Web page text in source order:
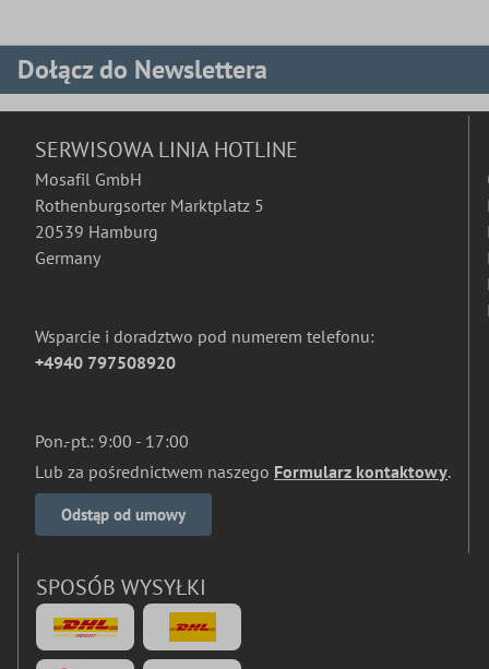
Dołącz do Newslettera
SERWISOWA LINIA HOTLINE
Mosafil GmbH
Rothenburgsorter Marktplatz 5
20539 Hamburg
Germany
Wsparcie i doradztwo pod numerem telefonu:
+4940 797508920
Pon.-pt.: 9:00 - 17:00
Lub za pośrednictwem naszego Formularz kontaktowy.
Odstąp od umowy
SPOSÓB WYSYŁKI